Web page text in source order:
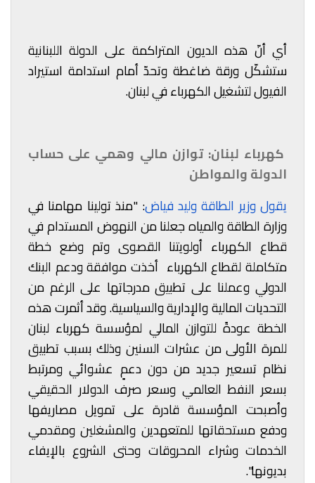
أي أنّ هذه الديون المتراكمة على الدولة اللبنانية
ستشكّل ورقة ضاغطة وتحدّ أمام استدامة استيراد
الفيول لتشغيل الكهرباء في لبنان.
كهرباء لبنان: توازن مالي وهمي على حساب
الدولة والمواطن
يقول وزير الطاقة وليد فياض: "منذ تولينا مهامنا في
وزارة الطاقة والمياه جعلنا من النهوض المستدام في
قطاع الكهرباء أولويتنا القصوى وتم وضع خطة
متكاملة لقطاع الكهرباء أخذت موافقة ودعم البنك
الدولي وعملنا على تطبيق مدرجاتها على الرغم من
التحديات المالية والإدارية والسياسية. وقد أثمرت هذه
الخطة عودةً للتوازن المالي لمؤسسة كهرباء لبنان
للمرة الأولى من عشرات السنين وذلك بسبب تطبيق
نظام تسعير جديد من دون دعمٍ عشوائي ومرتبط
بسعر النفط العالمي وسعر صرف الدولار الحقيقي
وأصبحت المؤسسة قادرة على تمويل مصاريفها
ودفع مستحقاتها للمتعهدين والمشغلين ومقدمي
الخدمات وشراء المحروقات وحتى الشروع بالإيفاء
بديونها".